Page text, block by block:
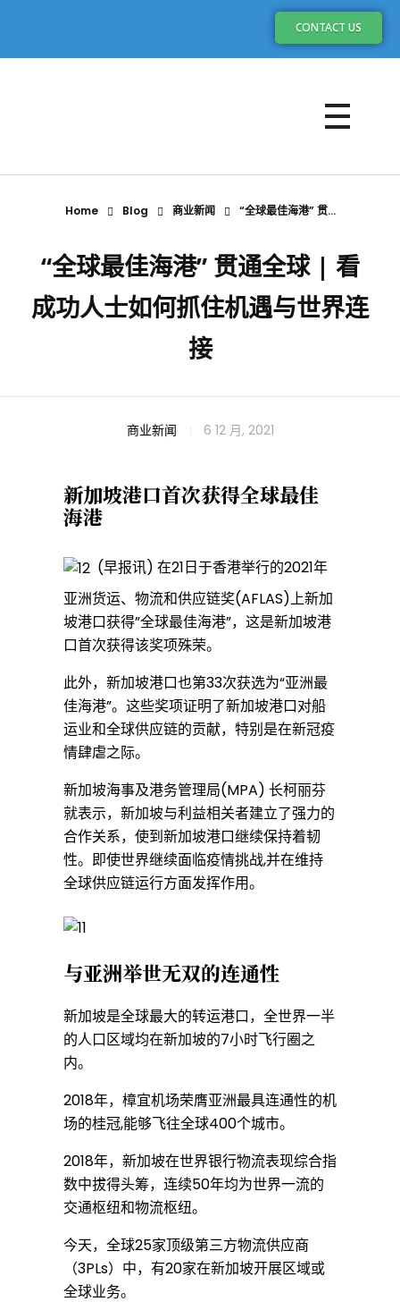
CONTACT US
Home Blog 商业新闻 “全球最佳海港” 贯...
“全球最佳海港” 贯通全球 | 看
成功人士如何抓住机遇与世界连
接
全
球
最
佳
海
港
”
贯
通
全
球
|
看
成
6 12 月, 2021
商业新闻
新加坡港口首次获得全球最佳
海港
(早报讯) 在21日于香港举行的2021年
亚洲货运、物流和供应链奖(AFLAS)上新加
坡港口获得”全球最佳海港”，这是新加坡港
口首次获得该奖项殊荣。
此外，新加坡港口也第33次获选为“亚洲最
佳海港”。这些奖项证明了新加坡港口对船
运业和全球供应链的贡献，特别是在新冠疫
情肆虐之际。
新加坡海事及港务管理局(MPA) 长柯丽芬
就表示，新加坡与利益相关者建立了强力的
合作关系，使到新加坡港口继续保持着韧
性。即使世界继续面临疫情挑战,并在维持
全球供应链运行方面发挥作用。
与亚洲举世无双的连通性
新加坡是全球最大的转运港口，全世界一半
的人口区域均在新加坡的7小时飞行圈之
内。
2018年，樟宜机场荣膺亚洲最具连通性的机
场的桂冠,能够飞往全球400个城市。
2018年，新加坡在世界银行物流表现综合指
数中拔得头筹，连续50年均为世界一流的
交通枢纽和物流枢纽。
今天，全球25家顶级第三方物流供应商
（3PLs）中，有20家在新加坡开展区域或
全球业务。